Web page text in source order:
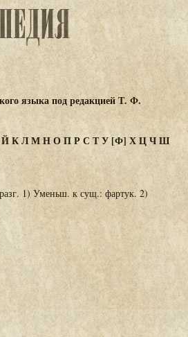
языка под редакцией Т. Ф.
ЙКЛМНОПР С ТУ [Ф] ХЦЧШ
1) Уменьш. к сущ.: фартук. 2)